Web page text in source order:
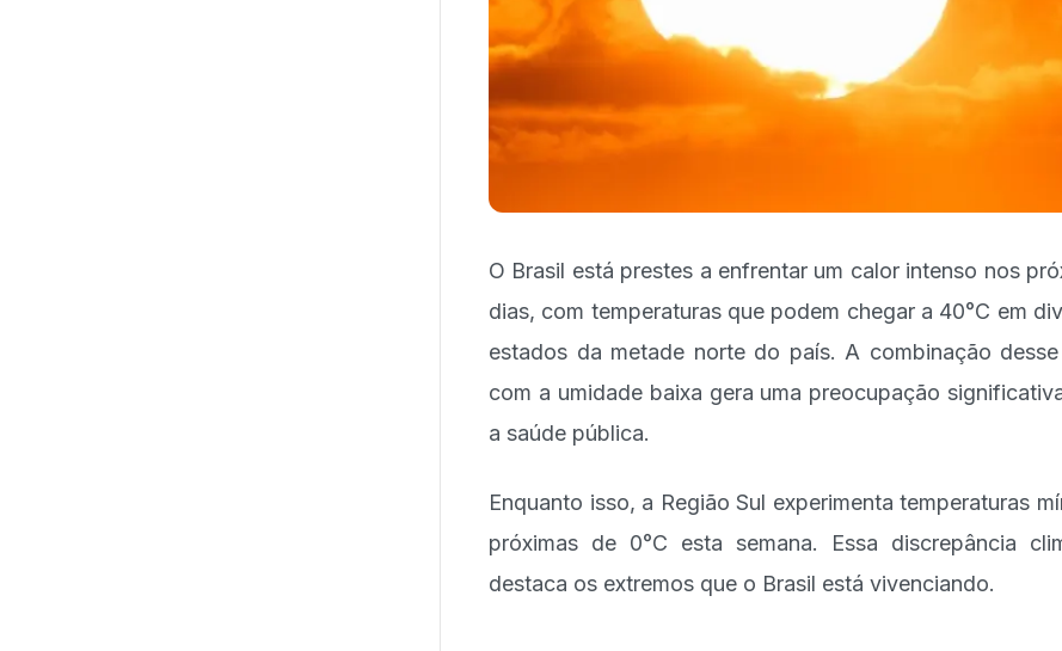
O Brasil está prestes a enfrentar um calor intenso nos
dias, com temperaturas que podem chegar a 40°C em
estados da metade norte do país. A combinação
com a umidade baixa gera uma preocupação
a saúde pública.
Enquanto isso, a Região Sul experimenta temperaturas
próximas de 0°C esta semana. Essa discrepância
destaca os extremos que o Brasil está vivenciando.